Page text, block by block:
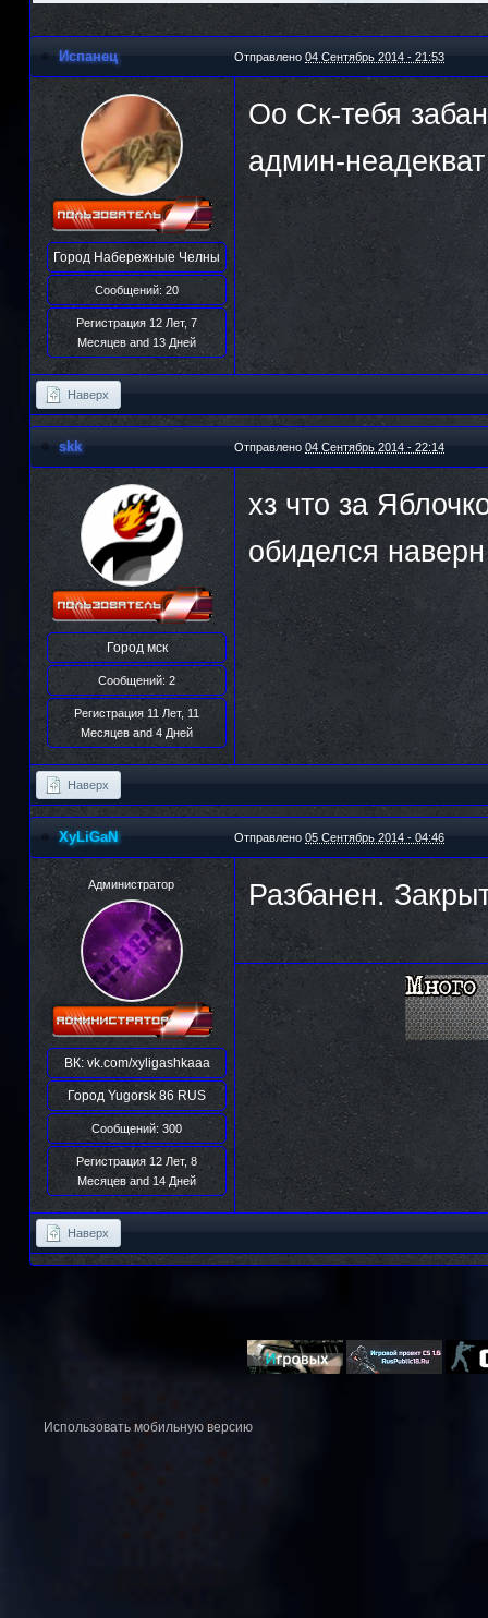
Испанец Отправлено 04 Сентябрь 2014 - 21:53
Город Набережные Челны
Сообщений: 20
Регистрация 12 Лет, 7
Месяцев and 13 Дней
Оо Ск-тебя
админ-
Наверх
skk Отправлено 04 Сентябрь 2014 - 22:14
Город мск
Сообщений: 2
Регистрация 11 Лет, 11
Месяцев and 4 Дней
хз что за
обиделся
Наверх
XyLiGaN Отправлено 05 Сентябрь 2014 - 04:46
Администратор
ВК: vk.com/xyligashkaaa
Город Yugorsk 86 RUS
Сообщений: 300
Регистрация 12 Лет, 8
Месяцев and 14 Дней
Разбанен.
Наверх
Использовать мобильную версию